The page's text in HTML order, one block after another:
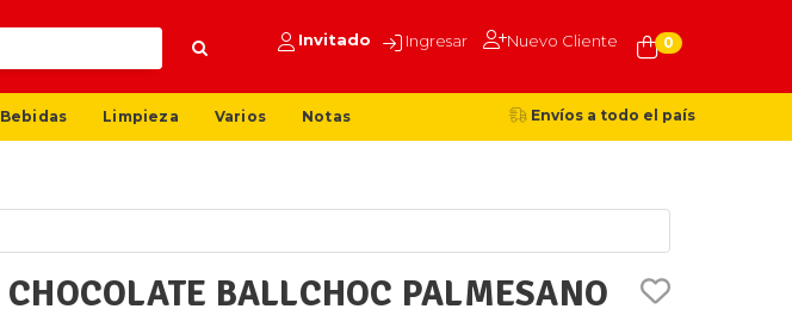
Invitado Ingresar Nuevo Cliente 0
Bebidas Limpieza Varios Notas Envíos a todo el país
CHOCOLATE BALLCHOC PALMESANO